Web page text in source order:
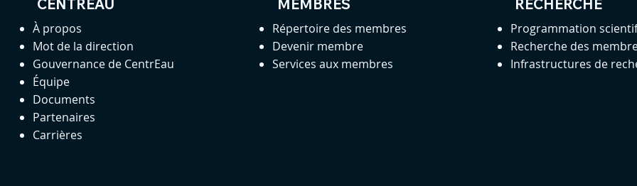
CENTREAU
À propos
Mot de la direction
Gouvernance de CentrEau
Équipe
Documents
Partenaires
Carrières
MEMBRES
Répertoire des membres
Devenir membre
Services aux membres
RECHERCHE
Programmation
Recherche des
Infrastructures de